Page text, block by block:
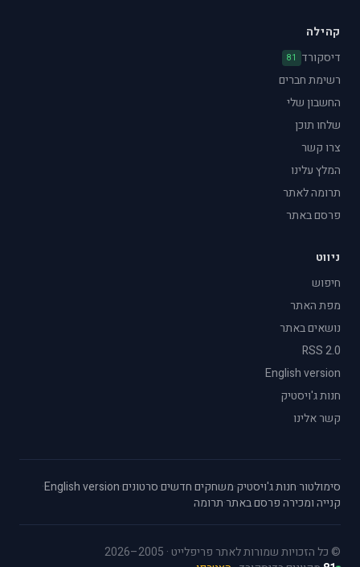
קהילה
דיסקורד
81
רשימת חברים
החשבון שלי
שלחו תוכן
צרו קשר
המלץ עלינו
תרומה לאתר
פרסם באתר
ניווט
חיפוש
מפת האתר
נושאים באתר
RSS 2.0
English version
חנות ג'ויסטיק
קשר אלינו
סימולטור·חנות ג'ויסטיק·משחקים חדשים·סרטונים·
English version
·
קנייה ומכירה·פרסם באתר·תרומה
© כל הזכויות שמורות לאתר פריפלייט · 2005–2026